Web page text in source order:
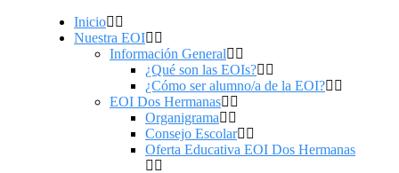
Inicio
Nuestra EOI
Información General
¿Qué son las EOIs?
¿Cómo ser alumno/a de la EOI?
EOI Dos Hermanas
Organigrama
Consejo Escolar
Oferta Educativa EOI Dos Hermanas